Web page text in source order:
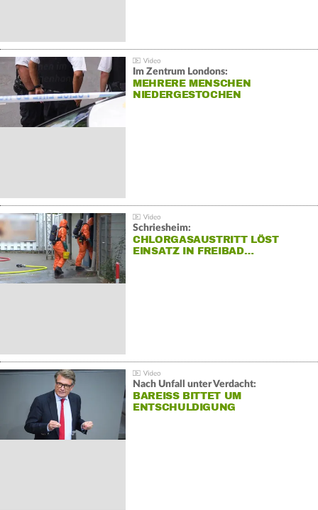
Im Zentrum Londons:
MEHRERE MENSCHEN
NIEDERGESTOCHEN
Schriesheim:
CHLORGASAUSTRITT LÖST
EINSATZ IN FREIBAD…
Nach Unfall unter Verdacht:
BAREISS BITTET UM E
NTSCHULDIGUNG